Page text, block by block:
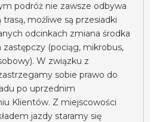
podróż nie zawsze odbywa
trasą, możliwe są przesiadki
odcinkach zmiana środka
zastępczy (pociąg, mikrobus,
W związku z
sobie prawo do
po uprzednim
Klientów. Z miejscowości
jazdy staramy się